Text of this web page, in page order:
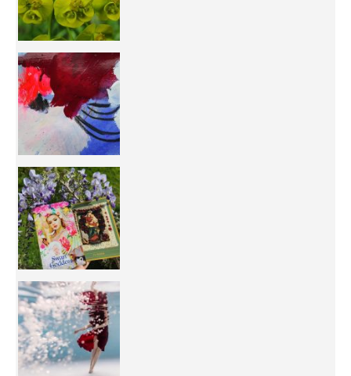
50/50 OR 100/100 ? The day after Ascension, w